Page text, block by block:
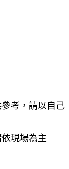
考，請以自己
現場為主